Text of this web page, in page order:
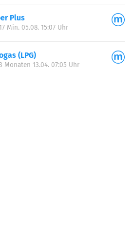
Plus
Min. 05.08. 15:07 Uhr
(LPG)
Monaten 13.04. 07:05 Uhr